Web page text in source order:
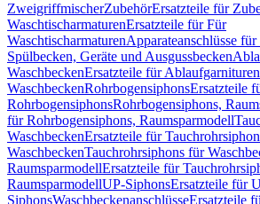
ZweigriffmischerZubehörErsatzteile für
WaschtischarmaturenErsatzteile für Für
WaschtischarmaturenApparateanschlüsse
Spülbecken, Geräte und Ausgussbecken
WaschbeckenErsatzteile für
WaschbeckenRohrbogensiphonsErsatzteile
RohrbogensiphonsRohrbogensiphons,
für Rohrbogensiphons, Raumsparmodell
WaschbeckenErsatzteile für
WaschbeckenTauchrohrsiphons für
RaumsparmodellErsatzteile für
RaumsparmodellUP-SiphonsErsatzteile für
SiphonsWaschbeckenanschlüsseErsatzteile